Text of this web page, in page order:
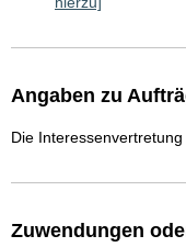
Angaben zu
Die
Zuwendungen